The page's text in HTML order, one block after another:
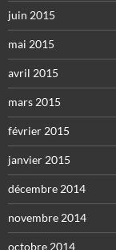
juin 2015
mai 2015
avril 2015
mars 2015
février 2015
janvier 2015
décembre 2014
novembre 2014
octobre 2014